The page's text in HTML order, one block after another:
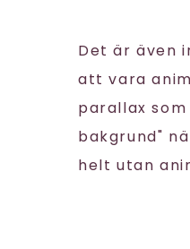
Det är även
att vara
parallax
bakgrund"
helt utan